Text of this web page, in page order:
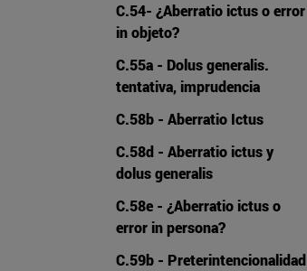
C.54- ¿Aberratio ictus o error
in objeto?
C.55a - Dolus generalis.
tentativa, imprudencia
C.58b - Aberratio Ictus
C.58d - Aberratio ictus y
dolus generalis
C.58e - ¿Aberratio ictus o
error in persona?
C.59b - Preterintencionalidad